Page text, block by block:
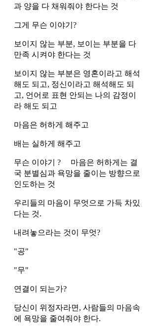
과 양을 다 채워줘야 한다는 것
그게 무슨 이야기?
보이지 않는 부분, 보이는 부분을 다
만족 시켜야 한다는 것
보이지 않는 부분은 영혼이라고 해석
해도 되고, 정신이라고 해석해도 되
고, 언어로 표현 안되는 나의 감정이
라 해도 되고
마음은 허하게 해주고
배는 실하게 해주고
무슨 이야기 ?     마음은 허하게는 결
국 분별심과 욕망을 줄이는 방향으로
인도하는 것
우리들의 마음이 무엇으로 가득 차있
다는 것.
내려놓으라는 것이 무엇?
"공"
"무"
연결이 되는가?
당신이 위정자라면, 사람들의 마음속
에 욕망을 줄여줘야 한다.